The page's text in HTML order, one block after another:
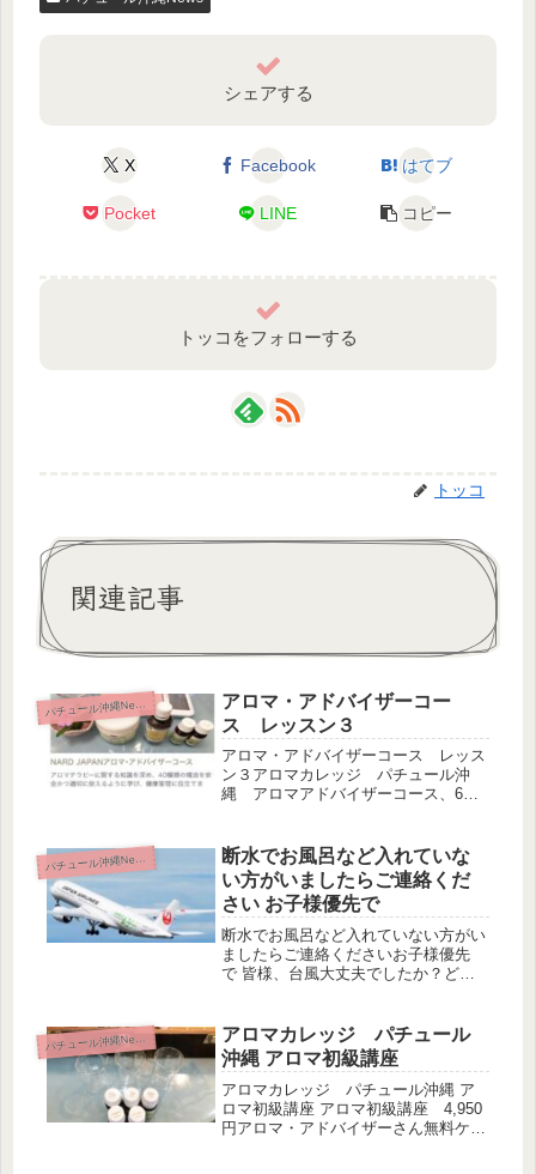
シェアする
X Facebook はてブ
Pocket LINE コピー
トッコをフォローする
トッコ
関連記事
パ
チュール沖縄News
アロマ・アドバイザーコー
ス レッスン３
アロマ・アドバイザーコース レッス
ン３アロマカレッジ パチュール沖
縄 アロマアドバイザーコース、6月
びました。 肌へのダメージは様々な
要因があります皮膚は体全体を覆い、
全身...
パ
チュール沖縄News
断水でお風呂など入れていな
い方がいましたらご連絡くだ
さい お子様優先で
断水でお風呂など入れていない方がい
ましたらご連絡くださいお子様優先
で 皆様、台風大丈夫でしたか？どう
んに聞くと、何故か我が家は一度も停
電、断水は無かったようです。 も
し、ま...
パ
チュール沖縄News
アロマカレッジ パチュール
沖縄 アロマ初級講座
アロマカレッジ パチュール沖縄 ア
ロマ初級講座 アロマ初級講座 4,950
円アロマ・アドバイザーさん無料ケモ